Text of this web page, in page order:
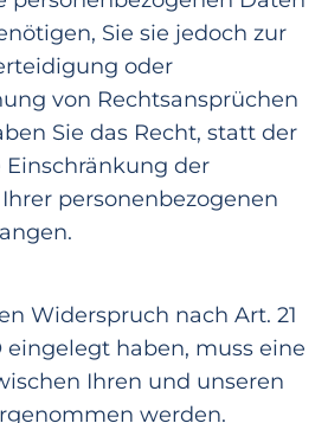
Sie sie jedoch zur
igung oder
von Rechtsansprüchen
Sie das Recht, statt der
Einschränkung der
personenbezogenen
.
Widerspruch nach Art. 21
eingelegt haben, muss eine
Ihren und unseren
werden.